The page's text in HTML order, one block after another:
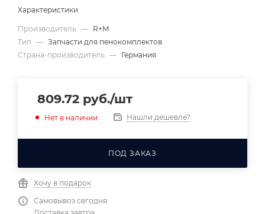
Характеристики
Производитель — R+M
Тип — Запчасти для пенокомплектов
Страна-производитель — Германия
809.72 руб./шт
Нет в наличии Нашли дешевле?
ПОД ЗАКАЗ
Хочу в подарок
Самовывоз сегодня